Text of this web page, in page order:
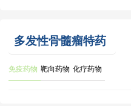
多发性骨髓瘤特药
免疫药物 靶向药物 化疗药物